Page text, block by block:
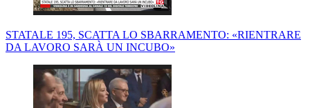
STATALE 195, SCATTA LO SBARRAMENTO: «RIENTRARE
DA LAVORO SARÀ UN INCUBO»